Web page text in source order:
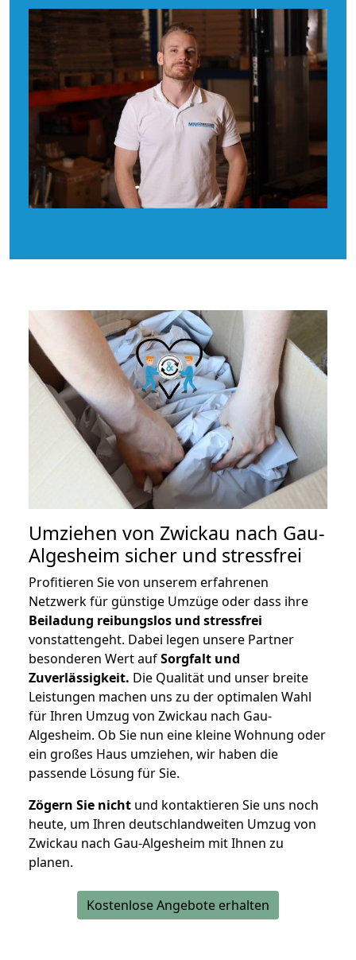
Umziehen von Zwickau nach Gau-
Algesheim sicher und stressfrei
Profitieren Sie von unserem erfahrenen
Netzwerk für günstige Umzüge oder dass ihre
Beiladung reibungslos und stressfrei
vonstattengeht. Dabei legen unsere Partner
besonderen Wert aufSorgfalt und
Zuverlässigkeit. Die Qualität und unser breite
Leistungen machen uns zu der optimalen Wahl
für Ihren Umzug von Zwickau nach Gau-
Algesheim. Ob Sie nun eine kleine Wohnung oder
ein großes Haus umziehen, wir haben die
passende Lösung für Sie.
Zögern Sie nicht und kontaktieren Sie uns noch
heute, um Ihren deutschlandweiten Umzug von
Zwickau nach Gau-Algesheim mit Ihnen zu
planen.
Kostenlose Angebote erhalten